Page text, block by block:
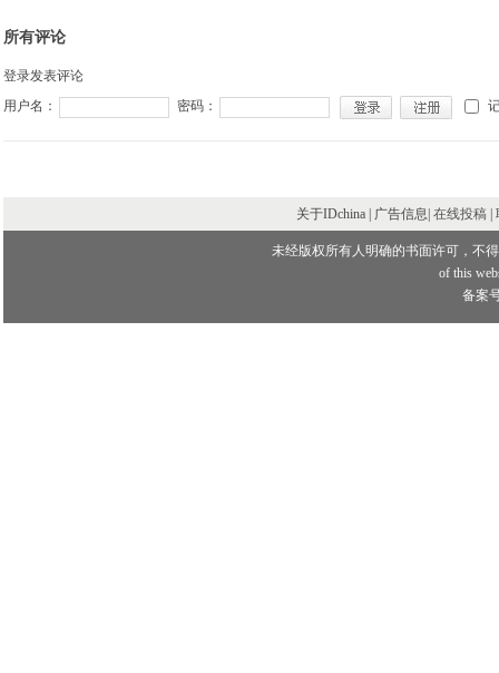
所有评论
登录发表评论
用户名：
密码：
关于IDchina | 广告信息| 在线投稿
未经版权所有人明确的书面许可，不
of this
备案